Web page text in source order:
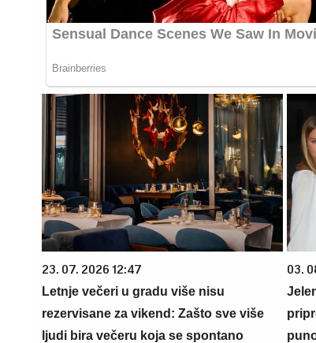
23. 07. 2026 12:47
Letnje večeri u gradu više nisu
rezervisane za vikend: Zašto sve više
ljudi bira večeru koja se spontano
03.